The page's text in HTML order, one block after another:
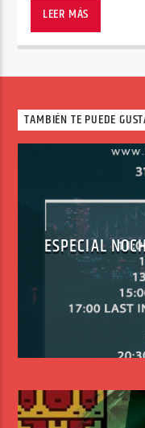
LEER MÁS
TAMBIÉN TE PUEDE
ESPECIAL